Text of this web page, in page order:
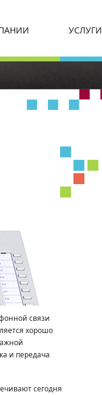
УСЛУГИ
связи
хорошо
и передача
сегодня